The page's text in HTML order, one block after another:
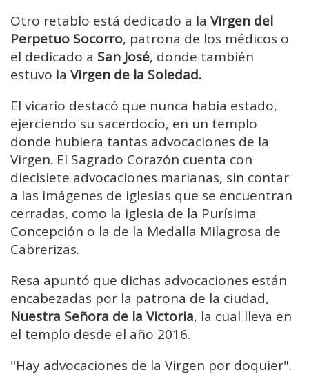
Otro retablo está dedicado a la Virgen del
Perpetuo Socorro, patrona de los médicos o
el dedicado a San José, donde también
estuvo la Virgen de la Soledad.
El vicario destacó que nunca había estado,
ejerciendo su sacerdocio, en un templo
donde hubiera tantas advocaciones de la
Virgen. El Sagrado Corazón cuenta con
diecisiete advocaciones marianas, sin contar
a las imágenes de iglesias que se encuentran
cerradas, como la iglesia de la Purísima
Concepción o la de la Medalla Milagrosa de
Cabrerizas.
Resa apuntó que dichas advocaciones están
encabezadas por la patrona de la ciudad,
Nuestra Señora de la Victoria, la cual lleva en
el templo desde el año 2016.
"Hay advocaciones de la Virgen por doquier".